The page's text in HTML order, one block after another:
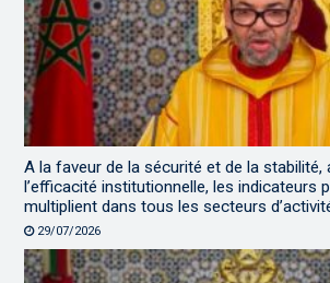
A la faveur de la sécurité et de la stabilité,
l’efficacité institutionnelle, les indicateurs
multiplient dans tous les secteurs
29/07/2026